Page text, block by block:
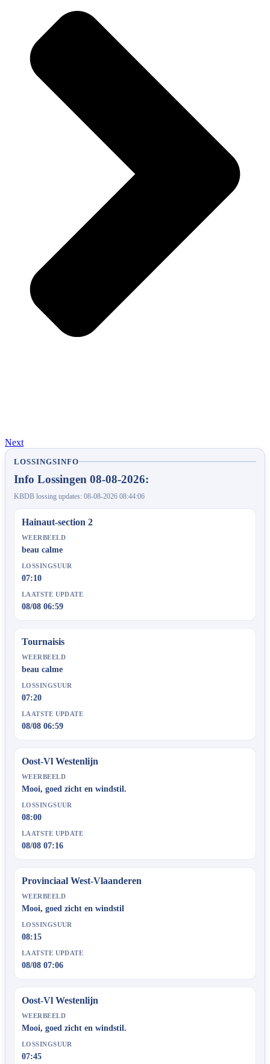
Next
LOSSINGSINFO
Info Lossingen 08-08-2026:
KBDB lossing updates: 08-08-2026 08:44:06
Hainaut-section 2
WEERBEELD
beau calme
LOSSINGSUUR
07:10
LAATSTE UPDATE
08/08 06:59
Tournaisis
WEERBEELD
beau calme
LOSSINGSUUR
07:20
LAATSTE UPDATE
08/08 06:59
Oost-Vl Westenlijn
WEERBEELD
Mooi, goed zicht en windstil.
LOSSINGSUUR
08:00
LAATSTE UPDATE
08/08 07:16
Provinciaal West-Vlaanderen
WEERBEELD
Mooi, goed zicht en windstil
LOSSINGSUUR
08:15
LAATSTE UPDATE
08/08 07:06
Oost-Vl Westenlijn
WEERBEELD
Mooi, goed zicht en windstil.
LOSSINGSUUR
07:45